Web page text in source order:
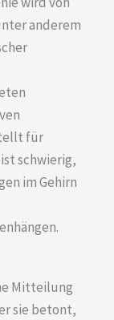
anderem
für
schwierig,
im Gehirn
Mitteilung
sie betont,